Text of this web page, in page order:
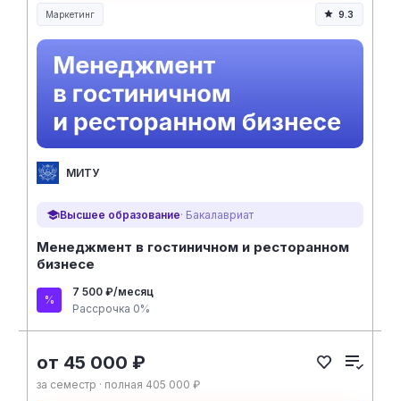
Маркетинг 9.3
МИТУ
Высшее образование· Бакалавриат
Менеджмент в гостиничном и ресторанном
бизнесе
7 500 ₽/месяц
Рассрочка 0%
от 45 000 ₽
за семестр · полная 405 000 ₽